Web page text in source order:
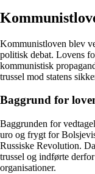
Kommunistloven blev
politisk debat. Lovens
kommunistisk
trussel mod statens
Baggrund for
Baggrunden for
uro og frygt for
Russiske Revolution.
trussel og indførte
organisationer.